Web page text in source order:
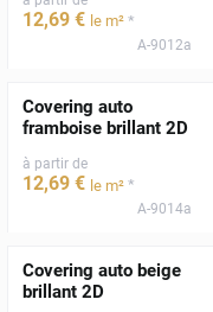
12,69 € le m² *
A-9012a
Covering auto
framboise brillant 2D
à partir de
12,69 € le m² *
A-9014a
Covering auto beige
brillant 2D